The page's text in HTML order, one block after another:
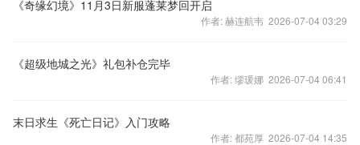
《奇缘幻境》11月3日新服蓬莱梦回开启
作者: 赫连航韦 2026-07-04 03:29
《超级地城之光》礼包补仓完毕
作者: 缪瑗娜 2026-07-04 06:41
末日求生《死亡日记》入门攻略
作者: 都苑厚 2026-07-04 14:35